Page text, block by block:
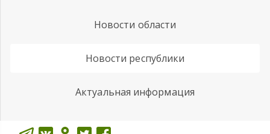
Новости области
Новости республики
Актуальная информация